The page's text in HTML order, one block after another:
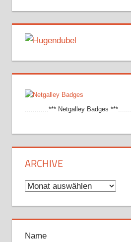
............*** Netgalley Badges
ARCHIVE
Archive
Name